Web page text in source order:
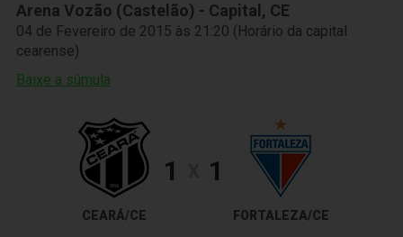
Arena Vozão (Castelão) - Capital, CE
04 de Fevereiro de 2015 às 21:20 (Horário da capital
cearense)
Baixe a súmula
CEARÁ/CE
1 1
FORTALEZA/CE